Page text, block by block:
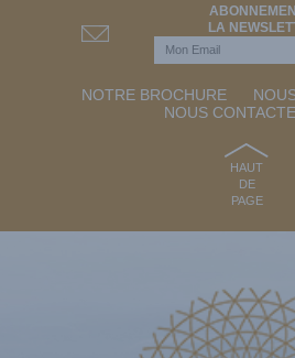
LA
NOTRE BROCHURE
NOUS
HAUT
DE
PAGE